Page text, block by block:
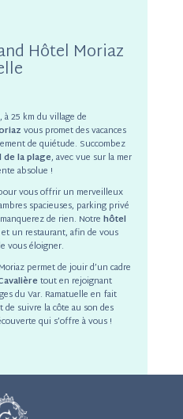
Hôtel Moriaz
, à 25 km du village de
vous promet des vacances
de quiétude. Succombez
la plage, avec vue sur la mer
absolue !
vous offrir un merveilleux
spacieuses, parking privé
de rien. Notre hôtel
un restaurant, afin de vous
vous éloigner.
permet de jouir d’un cadre
tout en rejoignant
du Var. Ramatuelle en fait
suivre la côte au son des
qui s’offre à vous !